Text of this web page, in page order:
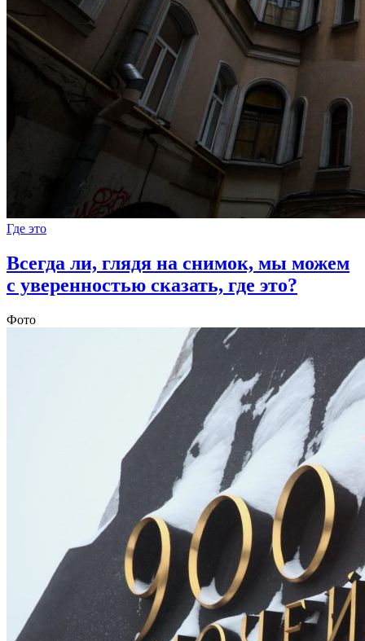
Где это
Всегда ли, глядя на снимок, мы можем
с уверенностью сказать, где это?
Фото